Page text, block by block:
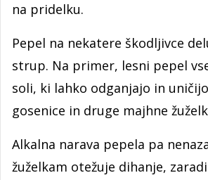
na pridelku.
Pepel na nekatere škodljivce
strup. Na primer, lesni pepel
soli, ki lahko odganjajo in
gosenice in druge majhne
Alkalna narava pepela pa
žuželkam otežuje dihanje,